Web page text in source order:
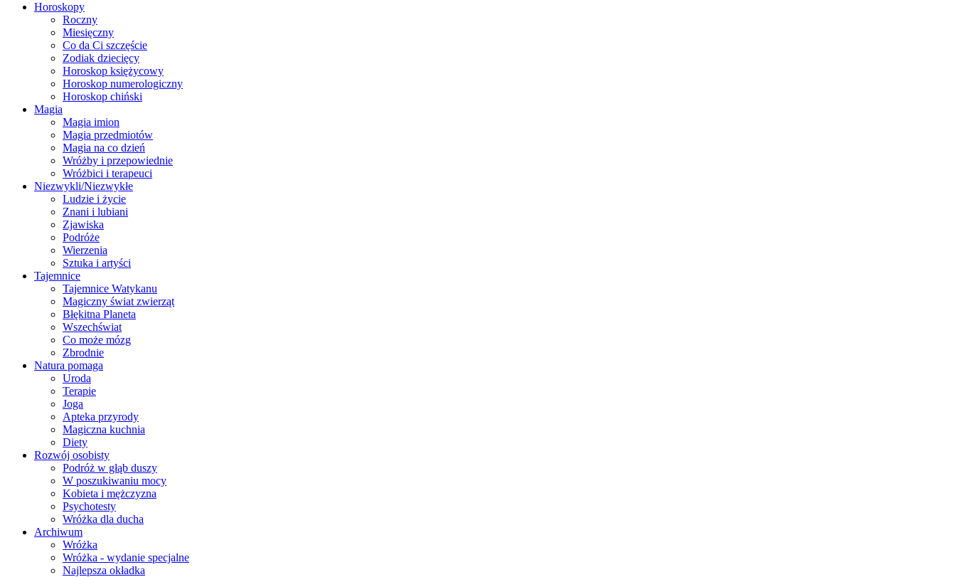
Horoskopy
Roczny
Miesięczny
Co da Ci szczęście
Zodiak dziecięcy
Horoskop księżycowy
Horoskop numerologiczny
Horoskop chiński
Magia
Magia imion
Magia przedmiotów
Magia na co dzień
Wróżby i przepowiednie
Wróżbici i terapeuci
Niezwykli/Niezwykłe
Ludzie i życie
Znani i lubiani
Zjawiska
Podróże
Wierzenia
Sztuka i artyści
Tajemnice
Tajemnice Watykanu
Magiczny świat zwierząt
Błękitna Planeta
Wszechświat
Co może mózg
Zbrodnie
Natura pomaga
Uroda
Terapie
Joga
Apteka przyrody
Magiczna kuchnia
Diety
Rozwój osobisty
Podróż w głąb duszy
W poszukiwaniu mocy
Kobieta i mężczyzna
Psychotesty
Wróżka dla ducha
Archiwum
Wróżka
Wróżka - wydanie specjalne
Najlepsza okładka